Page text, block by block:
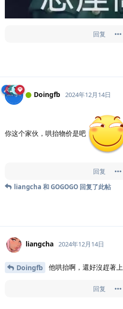
回复
Doingfb 2024年12月14日
你这个家伙，哄抬物价是吧
回复
liangcha 和GOGOGO 回复了此帖
liangcha 2024年12月14日
Doingfb 他哄抬啊，還好沒趕著上
回复